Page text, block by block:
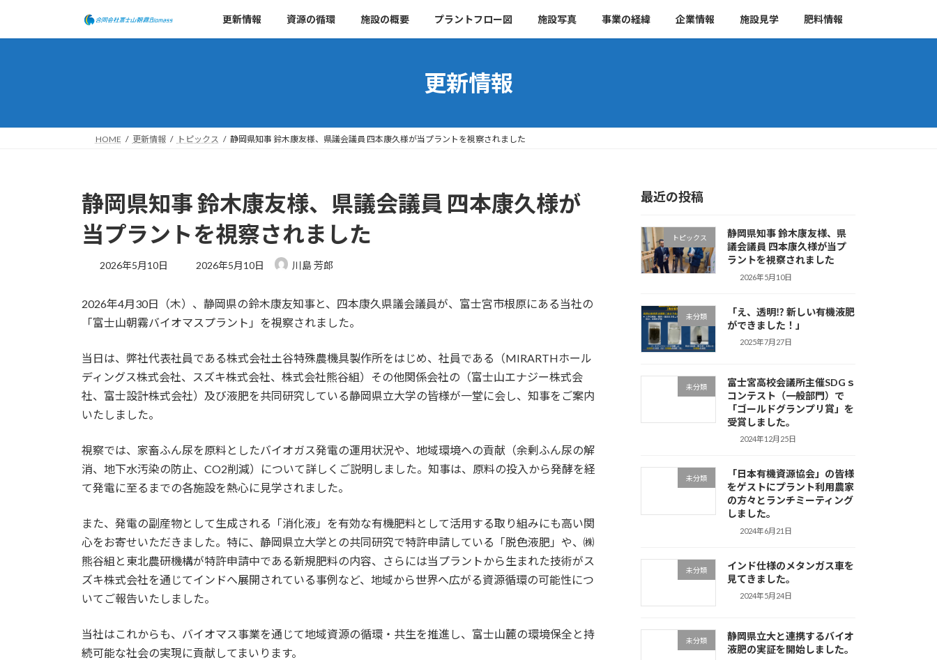
テ
キ
ゲ
に
更新情報 資源の循環 施設の概要 プラントフロー図 施設写真 事業の経緯 企業情報 施設見学 肥料情報
更新情報
HOME 更新情報 トピックス 静岡県知事 鈴木康友様、県議会議員 四本康久様が当プラントを視察されました
静岡県知事 鈴木康友様、県議会議員 四本康久様が
当プラントを視察されました
2026年5月10日
最
新
日
時
2026年5月10日 川島 芳郎
2026年4月30日（木）、静岡県の鈴木康友知事と、四本康久県議会議員が、富士宮市根原にある当社の
「富士山朝霧バイオマスプラント」を視察されました。
当日は、弊社代表社員である株式会社土谷特殊農機具製作所をはじめ、社員である（MIRARTHホール
ディングス株式会社、スズキ株式会社、株式会社熊谷組）その他関係会社の（富士山エナジー株式会
社、富士設計株式会社）及び液肥を共同研究している静岡県立大学の皆様が一堂に会し、知事をご案内
いたしました。
視察では、家畜ふん尿を原料としたバイオガス発電の運用状況や、地域環境への貢献（余剰ふん尿の解
消、地下水汚染の防止、CO2削減）について詳しくご説明しました。知事は、原料の投入から発酵を経
て発電に至るまでの各施設を熱心に見学されました。
また、発電の副産物として生成される「消化液」を有効な有機肥料として活用する取り組みにも高い関
心をお寄せいただきました。特に、静岡県立大学との共同研究で特許申請している「脱色液肥」や、㈱
熊谷組と東北農研機構が特許申請中である新規肥料の内容、さらには当プラントから生まれた技術がス
ズキ株式会社を通じてインドへ展開されている事例など、地域から世界へ広がる資源循環の可能性につ
いてご報告いたしました。
当社はこれからも、バイオマス事業を通じて地域資源の循環・共生を推進し、富士山麓の環境保全と持
続可能な社会の実現に貢献してまいります。
最近の投稿
トピックス
静岡県知事 鈴木康友様、県
議会議員 四本康久様が当プ
ラントを視察されました
2026年5月10日
未分類
「え、透明⁉ 新しい有機液肥
ができました！」
2025年7月27日
未分類
富士宮高校会議所主催SDGｓ
コンテスト（一般部門）で
「ゴールドグランプリ賞」を
受賞しました。
2024年12月25日
未分類
「日本有機資源協会」の皆様
をゲストにプラント利用農家
の方々とランチミーティング
しました。
2024年6月21日
未分類
インド仕様のメタンガス車を
見てきました。
2024年5月24日
未分類
静岡県立大と連携するバイオ
液肥の実証を開始しました。